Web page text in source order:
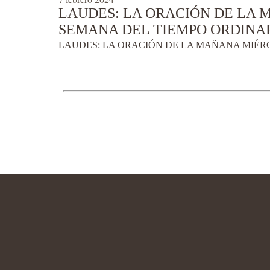
LAUDES: LA ORACIÓN DE LA
SEMANA DEL TIEMPO
LAUDES: LA ORACIÓN DE LA MAÑANA